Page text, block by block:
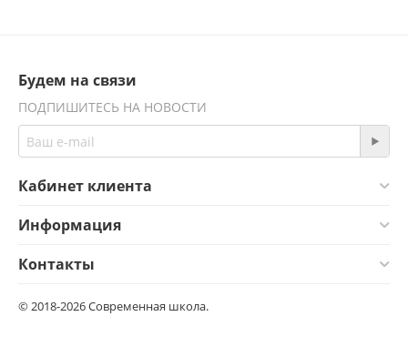
Будем на связи
ПОДПИШИТЕСЬ НА НОВОСТИ
Кабинет клиента
Информация
Контакты
© 2018-2026 Современная школа.